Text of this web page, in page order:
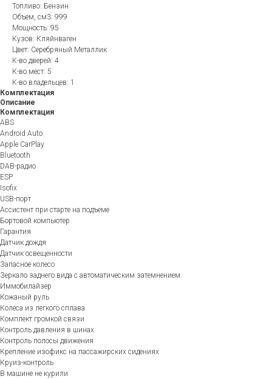
Топливо: Бензин
Объем, см3: 999
Мощность: 95
Кузов: Кляйнваген
Цвет: Серебряный Металлик
К-во дверей: 4
К-во мест: 5
К-во владельцев: 1
Комплектация
Описание
Комплектация
ABS
Android Auto
Apple CarPlay
Bluetooth
DAB-радио
ESP
Isofix
USB-порт
Ассистент при старте на подъеме
Бортовой компьютер
Гарантия
Датчик дождя
Датчик освещенности
Запасное колесо
Зеркало заднего вида с автоматическим затемнением
Иммобилайзер
Кожаный руль
Колеса из легкого сплава
Комплект громкой связи
Контроль давления в шинах
Контроль полосы движения
Крепление изофикс на пассажирских сидениях
Круиз-контроль
В машине не курили